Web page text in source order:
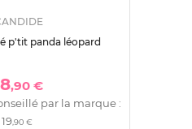
p'tit panda léopard
,90 €
par la marque :
19,90 €